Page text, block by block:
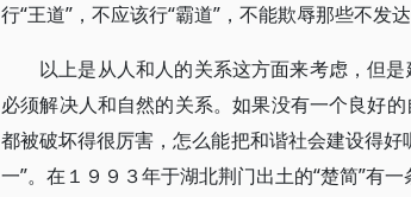
行“王道”，不应该行“霸道”，不能欺辱那些不发
以上是从人和人的关系这方面来考虑，但
必须解决人和自然的关系。如果没有一个良好
都被破坏得很厉害，怎么能把和谐社会建设得
一”。在１９９３年于湖北荆门出土的“楚简”有